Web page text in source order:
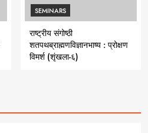
SEMINARS
राष्ट्रीय संगोष्ठी
शतपथब्राह्मणविज्ञानभाष्य : प्रोक्षण
विमर्श (शृंखला-६)